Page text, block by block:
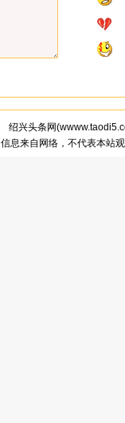
绍兴头条网(
信息来自网络，不代表本站